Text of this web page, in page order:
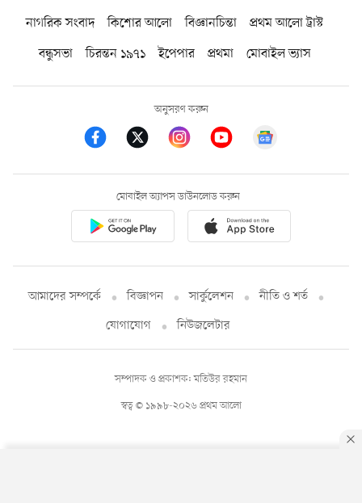
নাগরিক সংবাদ কিশোর আলো বিজ্ঞানচিন্তা
প্রথম আলো ট্রাস্ট
বন্ধুসভা
চিরন্তন ১৯৭১ ইপেপার প্রথমা মোবাইল ভ্যাস
অনুসরণ করুন
মোবাইল অ্যাপস ডাউনলোড করুন
আমাদের সম্পর্কে বিজ্ঞাপন সার্কুলেশন
নীতি ও শর্ত
যোগাযোগ
নিউজলেটার
স্বত্ব © ১৯৯৮-২০২৬ প্রথম আলো
সম্পাদক ও প্রকাশক: মতিউর রহমান